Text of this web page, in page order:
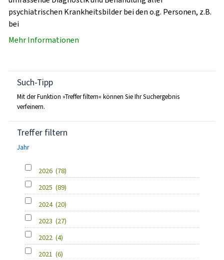
psychiatrischen Krankheitsbilder bei den o.g. Personen, z.B.
bei
Mehr Informationen
Such-Tipp
Mit der Funktion »Treffer filtern« können Sie Ihr Suchergebnis
verfeinern.
Treffer filtern
Jahr
2026 (78)
2025 (89)
2024 (20)
2023 (27)
2022 (4)
2021 (6)